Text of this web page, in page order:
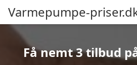
Varmepumpe-
Få nemt 3 tilbud